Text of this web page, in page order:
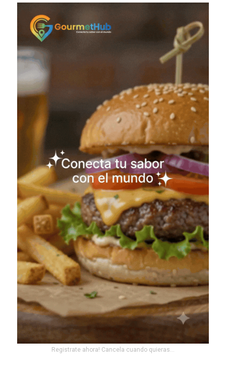
Registrate ahora! Cancela cuando quieras...